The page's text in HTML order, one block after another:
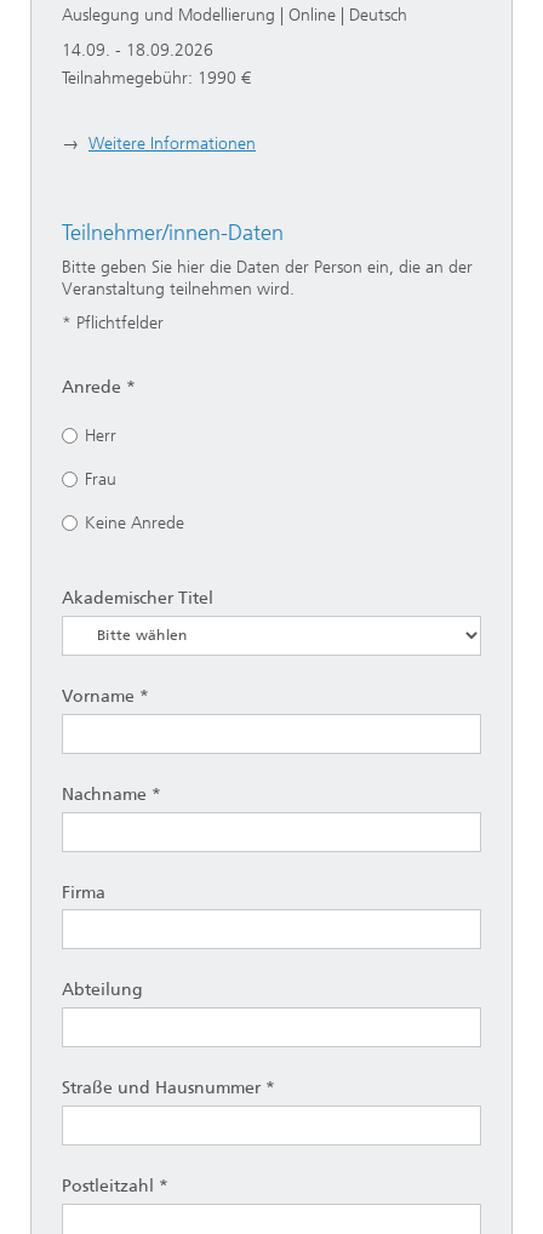
Auslegung und Modellierung | Online | Deutsch
14.09. - 18.09.2026
Teilnahmegebühr: 1990 €
→ Weitere Informationen
Teilnehmer/innen-Daten
Bitte geben Sie hier die Daten der Person ein, die an der
Veranstaltung teilnehmen wird.
* Pflichtfelder
Anrede *
Herr
Frau
Keine Anrede
Akademischer Titel
Vorname *
Nachname *
Firma
Abteilung
Straße und Hausnummer *
Postleitzahl *